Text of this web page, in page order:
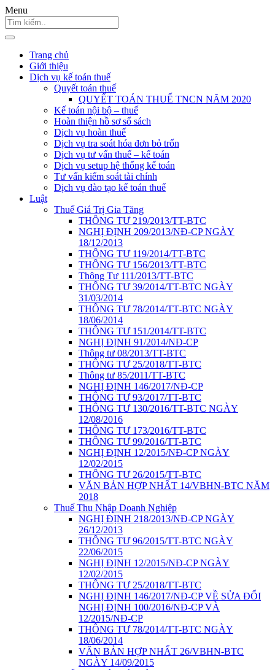
Menu
Trang chủ
Giới thiệu
Dịch vụ kế toán thuế
Quyết toán thuế
QUYẾT TOÁN THUẾ TNCN NĂM 2020
Kế toán nội bộ – thuế
Hoàn thiện hồ sơ sổ sách
Dịch vụ hoàn thuế
Dịch vụ tra soát hóa đơn bỏ trốn
Dịch vụ tư vấn thuế – kế toán
Dịch vụ setup hệ thống kế toán
Tư vấn kiểm soát tài chính
Dịch vụ đào tạo kế toán thuế
Luật
Thuế Giá Trị Gia Tăng
THÔNG TƯ 219/2013/TT-BTC
NGHỊ ĐỊNH 209/2013/NĐ-CP NGÀY
18/12/2013
THÔNG TƯ 119/2014/TT-BTC
THÔNG TƯ 156/2013/TT-BTC
Thông Tư 111/2013/TT-BTC
THÔNG TƯ 39/2014/TT-BTC NGÀY
31/03/2014
THÔNG TƯ 78/2014/TT-BTC NGÀY
18/06/2014
THÔNG TƯ 151/2014/TT-BTC
NGHỊ ĐỊNH 91/2014/NĐ-CP
Thông tư 08/2013/TT-BTC
THÔNG TƯ 25/2018/TT-BTC
Thông tư 85/2011/TT-BTC
NGHỊ ĐỊNH 146/2017/NĐ-CP
THÔNG TƯ 93/2017/TT-BTC
THÔNG TƯ 130/2016/TT-BTC NGÀY
12/08/2016
THÔNG TƯ 173/2016/TT-BTC
THÔNG TƯ 99/2016/TT-BTC
NGHỊ ĐỊNH 12/2015/NĐ-CP NGÀY
12/02/2015
THÔNG TƯ 26/2015/TT-BTC
VĂN BẢN HỢP NHẤT 14/VBHN-BTC NĂM
2018
Thuế Thu Nhập Doanh Nghiệp
NGHỊ ĐỊNH 218/2013/NĐ-CP NGÀY
26/12/2013
THÔNG TƯ 96/2015/TT-BTC NGÀY
22/06/2015
NGHỊ ĐỊNH 12/2015/NĐ-CP NGÀY
12/02/2015
THÔNG TƯ 25/2018/TT-BTC
NGHỊ ĐỊNH 146/2017/NĐ-CP VỀ SỬA ĐỔI
NGHỊ ĐỊNH 100/2016/NĐ-CP VÀ
12/2015/NĐ-CP
THÔNG TƯ 78/2014/TT-BTC NGÀY
18/06/2014
VĂN BẢN HỢP NHẤT 26/VBHN-BTC
NGÀY 14/09/2015